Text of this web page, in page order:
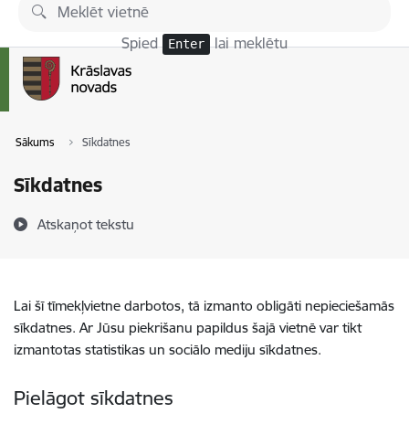
Pāriet uz lapas saturu
Spied Enter lai meklētu
Sākums Sīkdatnes
Sīkdatnes
Atskaņot tekstu
Lai šī tīmekļvietne darbotos, tā izmanto obligāti nepieciešamās
sīkdatnes. Ar Jūsu piekrišanu papildus šajā vietnē var tikt
izmantotas statistikas un sociālo mediju sīkdatnes.
Pielāgot sīkdatnes